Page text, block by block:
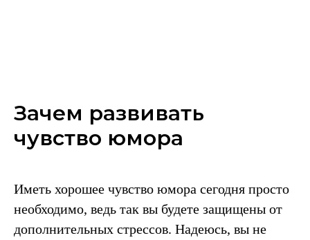
Зачем развивать
чувство юмора
Иметь хорошее чувство юмора сегодня просто
необходимо, ведь так вы будете защищены от
дополнительных стрессов. Надеюсь, вы не